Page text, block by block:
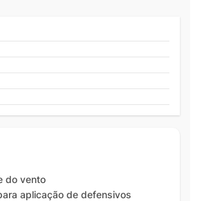
do vento
aplicação de defensivos